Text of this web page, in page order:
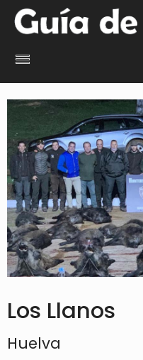
Los Llanos
Huelva